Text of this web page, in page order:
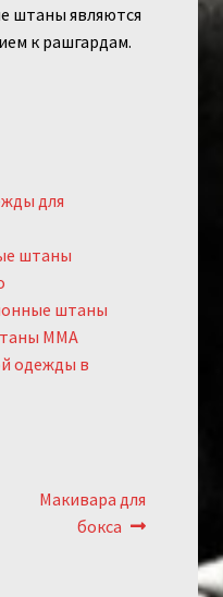
штаны являются
к рашгардам.
для
штаны
штаны
ММА
одежды в
Следующий:
Макивара для
бокса